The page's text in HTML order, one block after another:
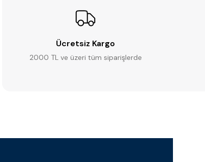
Ücretsiz Kargo
2000 TL ve üzeri tüm siparişlerde